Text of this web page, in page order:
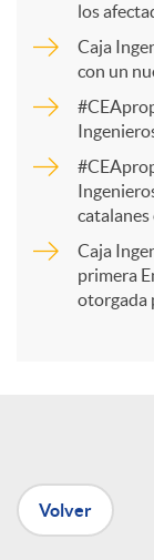
p
a
r
t
n
los
Caja
con un
Caja
primera
otorgada
Volver